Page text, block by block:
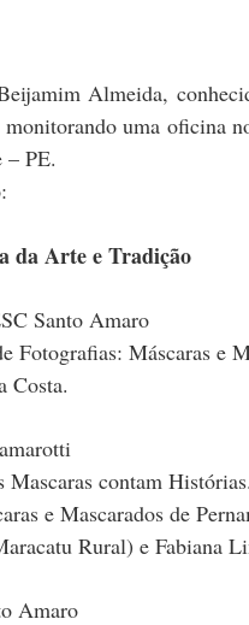
Almeida,
monitorando uma oficina
– PE.
da Arte e Tradição
Santo Amaro
Fotografias: Máscaras e
Costa.
Mascaras contam
e Mascarados de
Rural) e Fabiana
Amaro